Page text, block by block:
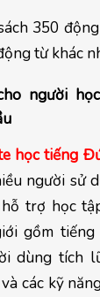
350
từ khác
người
học tiếng
người sử
trợ học
gồm
dùng tích
các kỹ